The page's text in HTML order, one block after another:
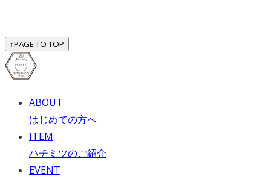
↑PAGE TO TOP
ABOUT
はじめての方へ
ITEM
ハチミツのご紹介
EVENT